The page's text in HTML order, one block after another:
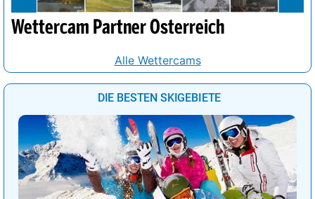
Wettercam Partner Österreich
Alle Wettercams
DIE BESTEN SKIGEBIETE